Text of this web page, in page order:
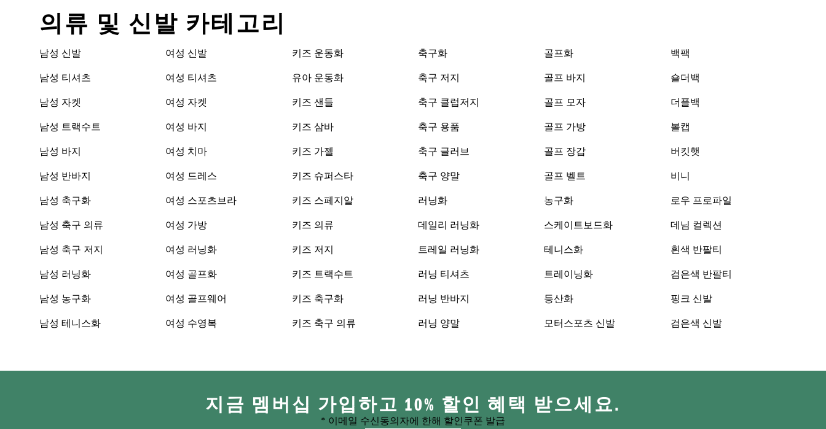
의류 및 신발 카테고리
남성 신발
남성 티셔츠
남성 자켓
남성 트랙수트
남성 바지
남성 반바지
남성 축구화
남성 축구 의류
남성 축구 저지
남성 러닝화
남성 농구화
남성 테니스화
여성 신발
여성 티셔츠
여성 자켓
여성 바지
여성 치마
여성 드레스
여성 스포츠브라
여성 가방
여성 러닝화
여성 골프화
여성 골프웨어
여성 수영복
키즈 운동화
유아 운동화
키즈 샌들
키즈 삼바
키즈 가젤
키즈 슈퍼스타
키즈 스페지알
키즈 의류
키즈 저지
키즈 트랙수트
키즈 축구화
키즈 축구 의류
축구화
축구 저지
축구 클럽저지
축구 용품
축구 글러브
축구 양말
러닝화
데일리 러닝화
트레일 러닝화
러닝 티셔츠
러닝 반바지
러닝 양말
골프화
골프 바지
골프 모자
골프 가방
골프 장갑
골프 벨트
농구화
스케이트보드화
테니스화
트레이닝화
등산화
모터스포츠 신발
백팩
숄더백
더플백
볼캡
버킷햇
비니
로우 프로파일
데님 컬렉션
흰색 반팔티
검은색 반팔티
핑크 신발
검은색 신발
지금 멤버십 가입하고 10% 할인 혜택 받으세요.
* 이메일 수신동의자에 한해 할인쿠폰 발급